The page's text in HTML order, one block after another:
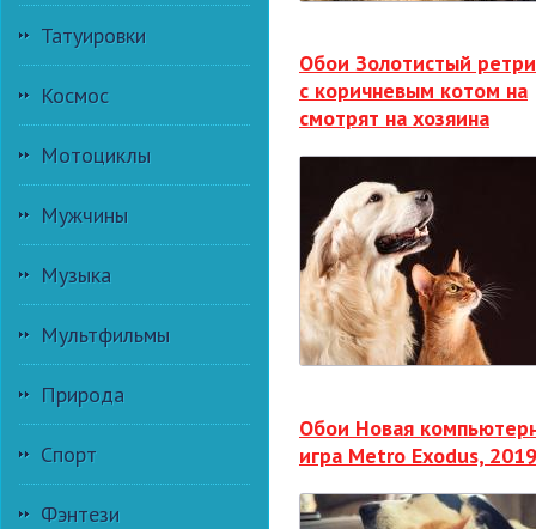
Татуировки
Космос
Мотоциклы
Мужчины
Музыка
Мультфильмы
Природа
Спорт
Фэнтези
Обои Золотистый
с коричневым котом на
смотрят на хозяина
Обои Новая
игра Metro Exodus, 2019